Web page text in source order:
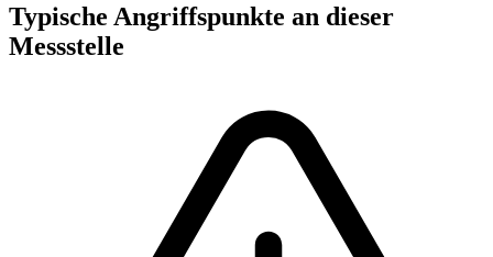
Typische Angriffspunkte an dieser
Messstelle